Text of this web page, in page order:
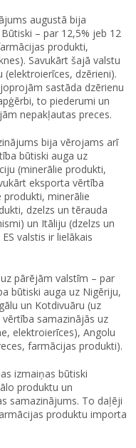
augustā bija
– par 12,5% jeb 12
produkti,
Savukārt šajā valstu
(elektroierīces, dzērieni).
sastāda dzērienu
to piederumi un
nepakļautas preces.
bija vērojams arī
būtiski auga uz
(minerālie produkti,
eksporta vērtība
produkti, minerālie
dzelzs un tērauda
un Itāliju (dzelzs un
valstis ir lielākais
pārējām valstīm – par
būtiski auga uz Nigēriju,
un Kotdivuāru (uz
samazinājās uz
elektroierīces), Angolu
farmācijas produkti).
izmaiņas būtiski
produktu un
samazinājums. To daļēji
produktu importa